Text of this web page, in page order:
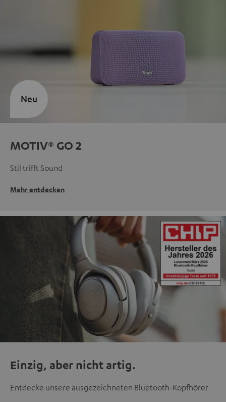
MOTIV® GO 2
Stil trifft Sound
Mehr entdecken
Neu
Einzig, aber nicht artig.
Entdecke unsere ausgezeichneten Bluetooth-Kopfhörer